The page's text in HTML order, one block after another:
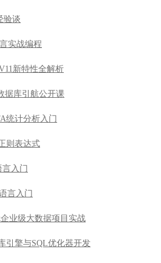
验谈
实战编程
新特性全解析
据库引航公开课
统计分析入门
则表达式
言入门
言入门
企业级大数据项目实战
引擎与SQL优化器开发